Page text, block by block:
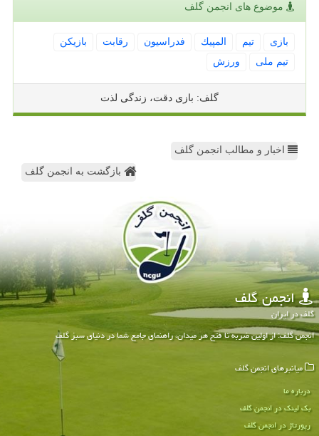
موضوع های انجمن گلف
بازی تیم المپیك فدراسیون رقابت
بازیكن
تیم ملی
ورزش
گلف: بازی دقت، زندگی لذت
اخبار و مطالب انجمن گلف
بازگشت به انجمن گلف
انجمن گلف
گلف در ایران
انجمن گلف: از اولین ضربه تا فتح هر میدان، راهنمای جامع شما در دنیای سبز گلف
میانبرهای انجمن گلف
درباره ما
بک لینک در انجمن گلف
رپورتاژ در انجمن گلف